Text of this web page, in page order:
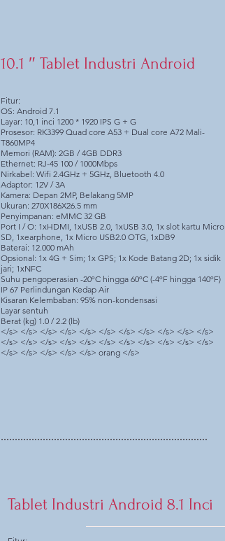
10.1 ″ Tablet Industri Android
Fitur:
OS: Android 7.1
Layar: 10,1 inci 1200 * 1920 IPS G + G
Prosesor: RK3399 Quad core A53 + Dual core A72 Mali-
T860MP4
Memori (RAM): 2GB / 4GB DDR3
Ethernet: RJ-45 100 / 1000Mbps
Nirkabel: Wifi 2.4GHz + 5GHz, Bluetooth 4.0
Adaptor: 12V / 3A
Kamera: Depan 2MP, Belakang 5MP
Ukuran: 270X186X26.5 mm
Penyimpanan: eMMC 32 GB
Port I / O: 1xHDMI, 1xUSB 2.0, 1xUSB 3.0, 1x slot kartu Micro
SD, 1xearphone, 1x Micro USB2.0 OTG, 1xDB9
Baterai: 12.000 mAh
Opsional: 1x 4G + Sim; 1x GPS; 1x Kode Batang 2D; 1x sidik
jari; 1xNFC
Suhu pengoperasian -20ºC hingga 60ºC (-4ºF hingga 140ºF)
IP 67 Perlindungan Kedap Air
Kisaran Kelembaban: 95% non-kondensasi
Layar sentuh
Berat (kg) 1.0 / 2.2 (lb)
</s> </s> </s> </s> </s> </s> </s> </s> </s> </s> </s>
</s> </s> </s> </s> </s> </s> </s> </s> </s> </s> </s>
</s> </s> </s> </s> </s> orang </s>
Tablet Industri Android 8.1 Inci